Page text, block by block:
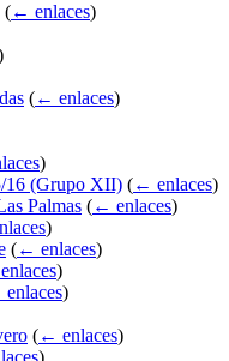
(← enlaces)
(← enlaces)
)
16 (Grupo XII) (← enlaces)
Palmas (← enlaces)
)
(← enlaces)
)
)
(← enlaces)
)